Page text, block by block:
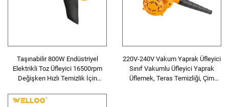
Taşınabilir 800W Endüstriyel
Elektrikli Toz Üfleyici 16500rpm
Değişken Hızlı Temizlik İçin
220V-240V Vakum Yaprak Üfleyici
Sınıf Vakumlu Üfleyici Yaprak
Üflemek, Teras Temizliği, Çim